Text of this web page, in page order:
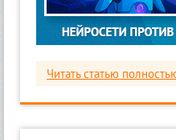
Читать статью